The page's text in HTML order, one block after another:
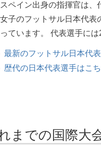
ペイン出身の指揮官は
子のフットサル日本代
ています。 代表選手に
最新のフットサル日本代
歴代の日本代表選手はこ
までの国際大